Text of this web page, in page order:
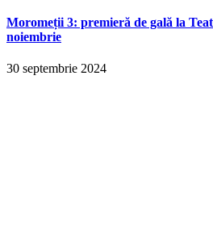
Moromeții 3: premieră de gală la
noiembrie
30 septembrie 2024